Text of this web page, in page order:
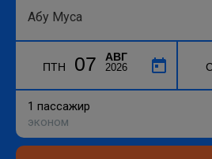
ПТН 07 АВГ
2026
1 пассажир
эконом